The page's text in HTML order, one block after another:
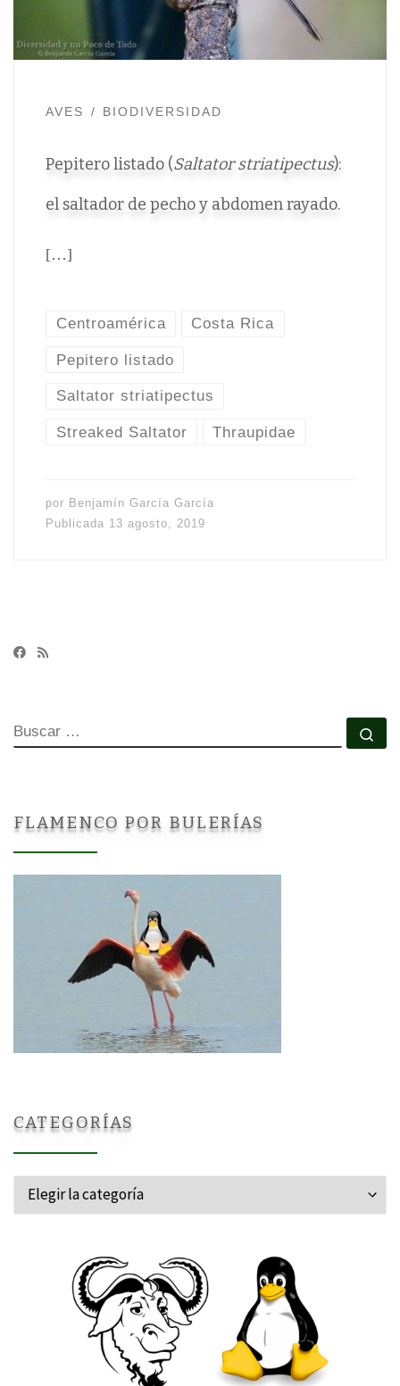
AVES BIODIVERSIDAD
Pepitero listado (Saltator striatipectus):
el saltador de pecho y abdomen rayado.
[…]
Centroamérica Costa Rica
Pepitero listado
Saltator striatipectus
Streaked Saltator Thraupidae
por Benjamín García García
Publicada 13 agosto, 2019
BUSCAR
FLAMENCO POR BULERÍAS
CATEGORÍAS
Categorías